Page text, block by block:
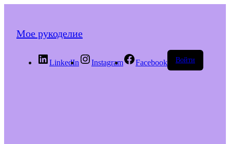
Мое рукоделие
LinkedIn Instagram Facebook Войти